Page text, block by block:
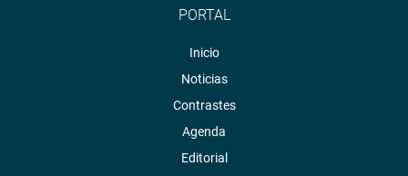
PORTAL
Inicio
Noticias
Contrastes
Agenda
Editorial